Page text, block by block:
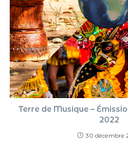
Terre de Musique –
2022
30 décembre